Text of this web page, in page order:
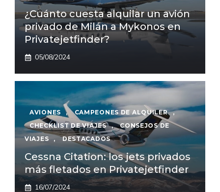
¿Cuánto cuesta alquilar un avión
privado de Milán a Mykonos en
Privatejetfinder?
05/08/2024
AVIONES , CAMPEONES DE ALQUILER
,
CHECKLIST DE VIAJES
,
CONSEJOS DE
VIAJES
, DESTACADOS
Cessna Citation: los jets privados
más fletados en Privatejetfinder
16/07/2024